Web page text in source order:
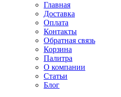
Главная
Доставка
Оплата
Контакты
Обратная связь
Корзина
Палитра
О компании
Статьи
Блог